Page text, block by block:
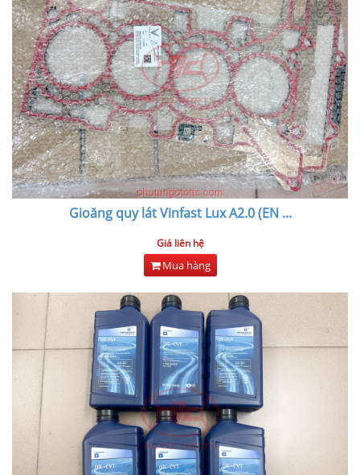
Gioăng quy lát Vinfast Lux A2.0 (EN...
Giá liên hệ
Mua hàng